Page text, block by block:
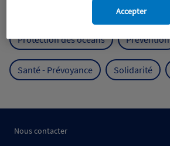
Protection de l'environnement
Protection des océans Prévention
Santé - Prévoyance Solidarité
Nous contacter
Accepter